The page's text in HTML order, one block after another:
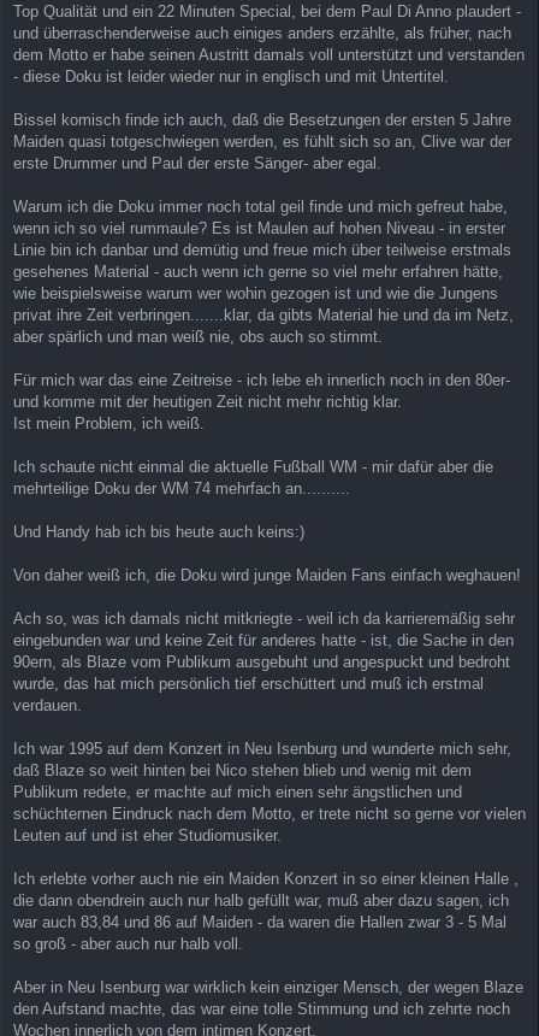
Top Qualität und ein 22 Minuten Special, bei dem Paul Di Anno plaudert -
und überraschenderweise auch einiges anders erzählte, als früher, nach
dem Motto er habe seinen Austritt damals voll unterstützt und verstanden
- diese Doku ist leider wieder nur in englisch und mit Untertitel.
Bissel komisch finde ich auch, daß die Besetzungen der ersten 5 Jahre
Maiden quasi totgeschwiegen werden, es fühlt sich so an, Clive war der
erste Drummer und Paul der erste Sänger- aber egal.
Warum ich die Doku immer noch total geil finde und mich gefreut habe,
wenn ich so viel rummaule? Es ist Maulen auf hohen Niveau - in erster
Linie bin ich danbar und demütig und freue mich über teilweise erstmals
gesehenes Material - auch wenn ich gerne so viel mehr erfahren hätte,
wie beispielsweise warum wer wohin gezogen ist und wie die Jungens
privat ihre Zeit verbringen.......klar, da gibts Material hie und da im Netz,
aber spärlich und man weiß nie, obs auch so stimmt.
Für mich war das eine Zeitreise - ich lebe eh innerlich noch in den 80er-
und komme mit der heutigen Zeit nicht mehr richtig klar.
Ist mein Problem, ich weiß.
Ich schaute nicht einmal die aktuelle Fußball WM - mir dafür aber die
mehrteilige Doku der WM 74 mehrfach an..........
Und Handy hab ich bis heute auch keins:)
Von daher weiß ich, die Doku wird junge Maiden Fans einfach weghauen!
Ach so, was ich damals nicht mitkriegte - weil ich da karrieremäßig sehr
eingebunden war und keine Zeit für anderes hatte - ist, die Sache in den
90ern, als Blaze vom Publikum ausgebuht und angespuckt und bedroht
wurde, das hat mich persönlich tief erschüttert und muß ich erstmal
verdauen.
Ich war 1995 auf dem Konzert in Neu Isenburg und wunderte mich sehr,
daß Blaze so weit hinten bei Nico stehen blieb und wenig mit dem
Publikum redete, er machte auf mich einen sehr ängstlichen und
schüchternen Eindruck nach dem Motto, er trete nicht so gerne vor vielen
Leuten auf und ist eher Studiomusiker.
Ich erlebte vorher auch nie ein Maiden Konzert in so einer kleinen Halle ,
die dann obendrein auch nur halb gefüllt war, muß aber dazu sagen, ich
war auch 83,84 und 86 auf Maiden - da waren die Hallen zwar 3 - 5 Mal
so groß - aber auch nur halb voll.
Aber in Neu Isenburg war wirklich kein einziger Mensch, der wegen Blaze
den Aufstand machte, das war eine tolle Stimmung und ich zehrte noch
Wochen innerlich von dem intimen Konzert.